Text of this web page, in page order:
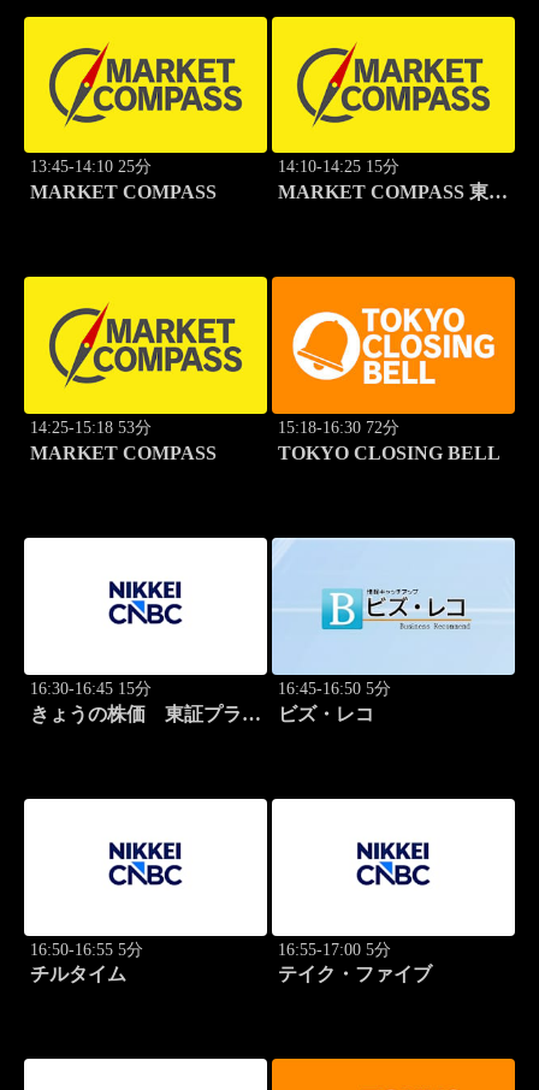
13:45-14:10 25分
MARKET COMPASS
14:10-14:25 15分
MARKET COMPASS 東証
14:25-15:18 53分
MARKET COMPASS
15:18-16:30 72分
TOKYO CLOSING BELL
16:30-16:45 15分
きょうの株価 東証プライ
16:45-16:50 5分
ビズ・レコ
16:50-16:55 5分
チルタイム
16:55-17:00 5分
テイク・ファイブ